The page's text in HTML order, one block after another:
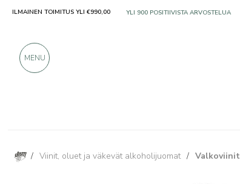
/ Viinit, oluet ja väkevät alkoholijuomat / Valkoviinit
ILMAINEN TOIMITUS YLI €990,00 VAIN ERINOMAISILTA VALMISTAJILTA
MENU